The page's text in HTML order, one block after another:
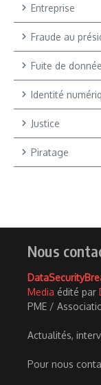
Entreprise
Fraude au
Fuite de
Identité
Justice
Piratage
Nous
Media édité par
PME /
Actualités,
Pour nous